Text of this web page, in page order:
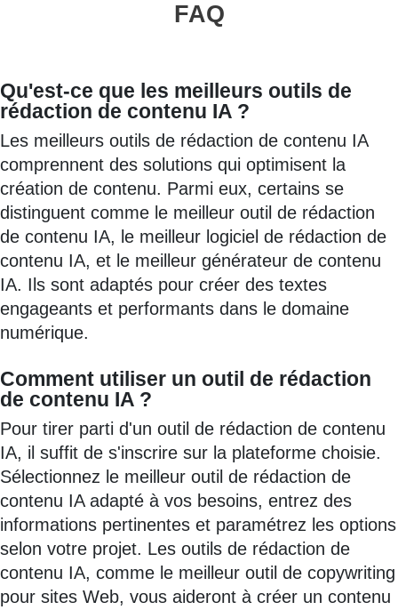
FAQ
Qu'est-ce que les meilleurs outils de
rédaction de contenu IA ?
Les meilleurs outils de rédaction de contenu IA
comprennent des solutions qui optimisent la
création de contenu. Parmi eux, certains se
distinguent comme le meilleur outil de rédaction
de contenu IA, le meilleur logiciel de rédaction de
contenu IA, et le meilleur générateur de contenu
IA. Ils sont adaptés pour créer des textes
engageants et performants dans le domaine
numérique.
Comment utiliser un outil de rédaction
de contenu IA ?
Pour tirer parti d'un outil de rédaction de contenu
IA, il suffit de s'inscrire sur la plateforme choisie.
Sélectionnez le meilleur outil de rédaction de
contenu IA adapté à vos besoins, entrez des
informations pertinentes et paramétrez les options
selon votre projet. Les outils de rédaction de
contenu IA, comme le meilleur outil de copywriting
pour sites Web, vous aideront à créer un contenu